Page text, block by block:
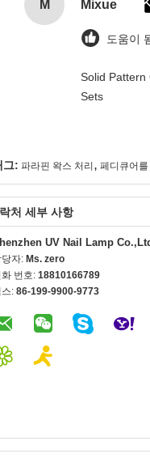
M Mixue
도움이
Solid Pattern
Sets
그: 파라핀 왁스 처리 , 페디큐어
처 세부 사항
UV Nail Lamp
당자: Ms. zero
화 번호: 18810166789
: 86-199-9900-9773